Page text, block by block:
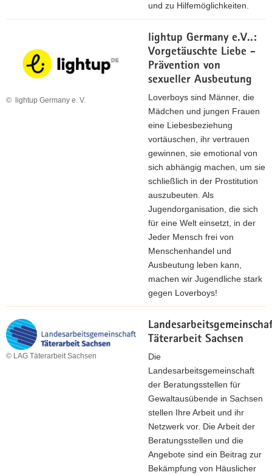
und zu Hilfemöglichkeiten.
lightup Germany e.V..:
Vorgetäuschte Liebe -
Prävention von
sexueller Ausbeutung
© lightup Germany e. V.
Loverboys sind Männer, die
Mädchen und jungen Frauen
eine Liebesbeziehung
vortäuschen, ihr vertrauen
gewinnen, sie emotional von
sich abhängig machen, um sie
schließlich in der Prostitution
auszubeuten. Als
Jugendorganisation, die sich
für eine Welt einsetzt, in der
Jeder Mensch frei von
Menschenhandel und
Ausbeutung leben kann,
machen wir Jugendliche stark
gegen Loverboys!
Täterarbeit Sachsen
© LAG Täterarbeit Sachsen
Die
Landesarbeitsgemeinschaft
der Beratungsstellen für
Gewaltausübende in Sachsen
stellen Ihre Arbeit und ihr
Netzwerk vor. Die Arbeit der
Beratungsstellen und die
Angebote sind ein Beitrag zur
Bekämpfung von Häuslicher